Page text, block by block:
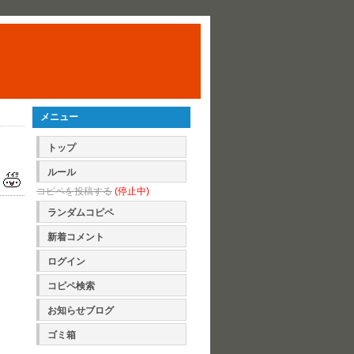
メニュー
トップ
ルール
コピペを投稿する (停止中)
ランダムコピペ
新着コメント
ログイン
コピペ検索
お知らせブログ
ゴミ箱